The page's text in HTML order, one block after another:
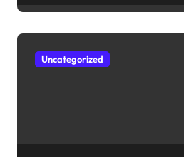
ஊக்கமளிக்கும் வாசகங்கள்
Uncategorized